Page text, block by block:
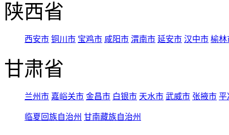
陕西省
西安市 铜川市 宝鸡市 咸阳市 渭南市 延安市 汉中市 榆林
甘肃省
兰州市 嘉峪关市 金昌市 白银市 天水市 武威市 张掖市 平
临夏回族自治州 甘南藏族自治州